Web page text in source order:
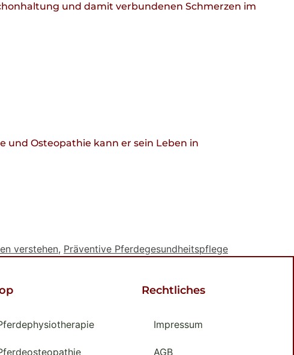
und damit verbundenen Schmerzen im
und Osteopathie kann er sein Leben in
verstehen, Präventive Pferdegesundheitspflege
Rechtliches
Impressum
AGB